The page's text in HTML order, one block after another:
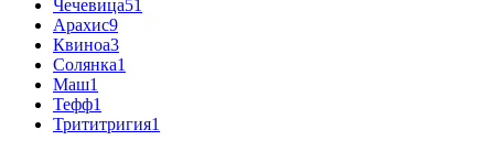
Чечевица51
Арахис9
Квиноа3
Солянка1
Маш1
Тефф1
Трититригия1